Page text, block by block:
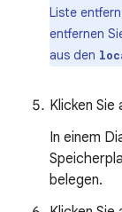
Liste
entfernen
aus den
Klicken Sie
In einem
belegen.